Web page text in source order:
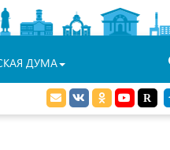
ДУМА